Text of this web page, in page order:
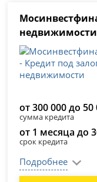
недвижимости
от 300 000 до
сумма кредита
от 1 месяца до
срок кредита
Подробнее